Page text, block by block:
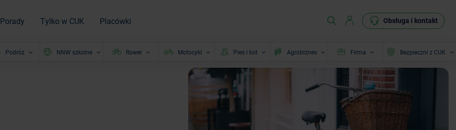
Porady Tylko w CUK Placówki Obsługa i kontakt
Podróż NNW szkolne Rower Motocykl Pies i kot Agrobiznes Firma Bezpieczni z CUK